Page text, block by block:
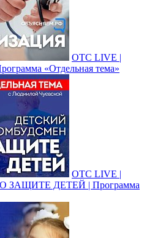
ОТС LIVE |
«Отдельная тема»
ОТС LIVE |
ДЕТЕЙ | Программа